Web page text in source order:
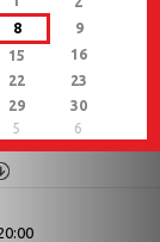
8
9
15
16
22
23
29
30
5 6